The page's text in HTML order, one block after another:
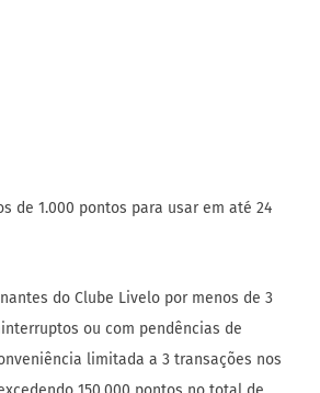
de 1.000 pontos para usar em até 24
do Clube Livelo por menos de 3
ou com pendências de
limitada a 3 transações nos